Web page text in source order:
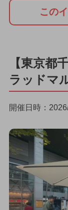
この
【東京都
ラッドマ
開催日時：